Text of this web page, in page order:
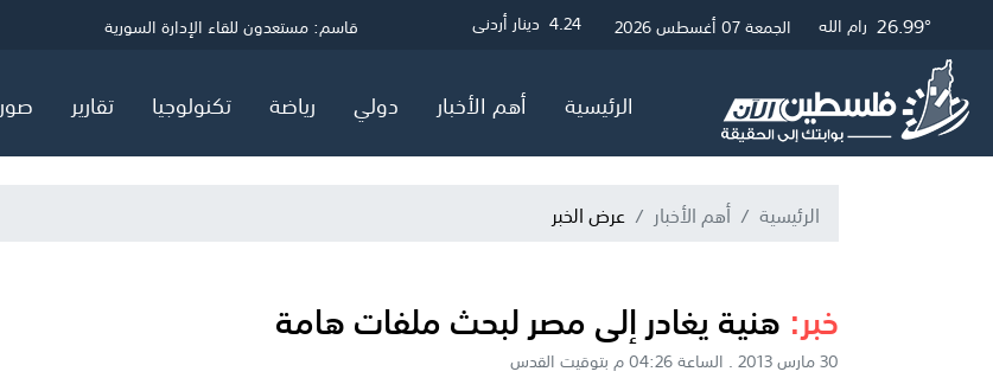
30.19° غزة 27.23° القدس 26.99° رام الله الجمعة 07 أغسطس 2026 3.01 دولار أمريكي 4.05 جنيه إسترليني 4.24 دينار أردني توضيح مهم صادر عن هيئة البترول في قطاع غزة
السعودية وتركيا وباكستان توقع اتفاق "دفاع مشترك"
قاسم: مستعدون للقاء الإدارة السورية
الرئيسية أهم الأخبار دولي رياضة تكنولوجيا تقارير صور
الرئيسية أهم الأخبار عرض الخبر
خبر: هنية يغادر إلى مصر لبحث ملفات هامة
30 مارس 2013 . الساعة 04:26 م بتوقيت القدس